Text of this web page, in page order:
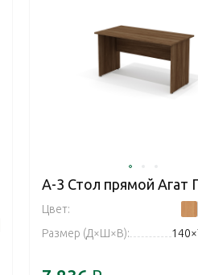
А-3 Стол прямой Агат
Цвет:
Размер (Д×Ш×В):